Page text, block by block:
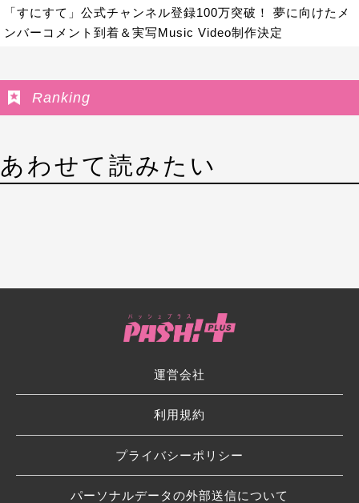
「すにすて」公式チャンネル登録100万突破！ 夢に向けたメ
ンバーコメント到着＆実写Music Video制作決定
Ranking
あわせて読みたい
運営会社
利用規約
プライバシーポリシー
パーソナルデータの外部送信について